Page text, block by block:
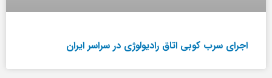
اجرای سرب کوبی اتاق رادیولوژی در سراسر ایران